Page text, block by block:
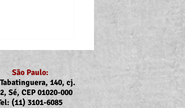
São Paulo:
140, cj.
Sé, CEP 01020-000
(11) 3101-6085